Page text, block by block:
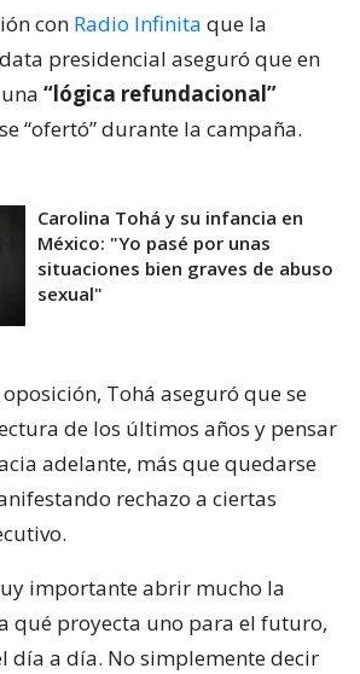
con Radio Infinita que la
presidencial aseguró que en
“lógica refundacional”
“ofertó” durante la campaña.
Carolina Tohá y su infancia en
México: "Yo pasé por unas
situaciones bien graves de abuso
sexual"
Tohá aseguró que se
de los últimos años y pensar
adelante, más que quedarse
rechazo a ciertas
importante abrir mucho la
qué proyecta uno para el futuro,
día a día. No simplemente decir